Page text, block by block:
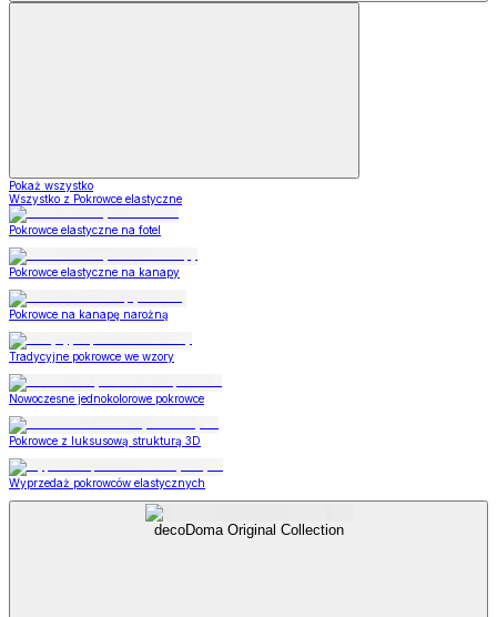
Pokaż wszystko
Wszystko z Pokrowce elastyczne
Pokrowce elastyczne na fotel
Pokrowce elastyczne na kanapy
Pokrowce na kanapę narożną
Tradycyjne pokrowce we wzory
Nowoczesne jednokolorowe pokrowce
Pokrowce z luksusową strukturą 3D
Wyprzedaż pokrowców elastycznych
decoDoma Original Collection